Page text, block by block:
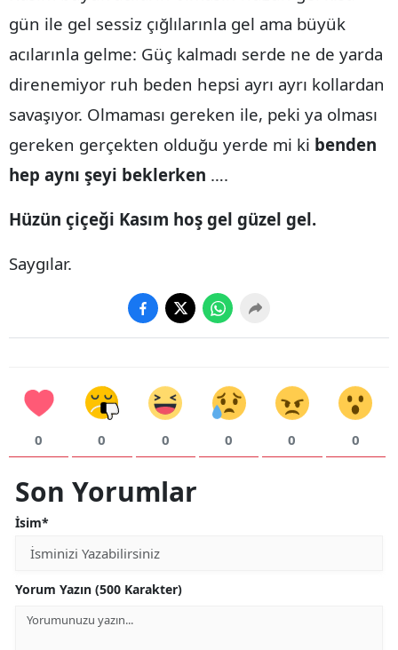
Bayburt
Kırıkkale
Batman
Şırnak
Bartın
Iğdır
Yalova
Kilis
Osmaniye
gün ile gel sessiz çığlılarınla gel ama büyük
acılarınla gelme: Güç kalmadı serde ne de yarda
direnemiyor ruh beden hepsi ayrı ayrı kollardan
savaşıyor. Olmaması gereken ile, peki ya olması
gereken gerçekten olduğu yerde mi ki benden
hep aynı şeyi beklerken ….
Hüzün çiçeği Kasım hoş gel güzel gel.
Saygılar.
0 0 0 0 0 0
Son Yorumlar
İsim*
Yorum Yazın (500 Karakter)